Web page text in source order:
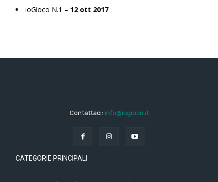
ioGioco N.1 – 12 ott 2017
Contattaci: info@iogioco.it
CATEGORIE PRINCIPALI